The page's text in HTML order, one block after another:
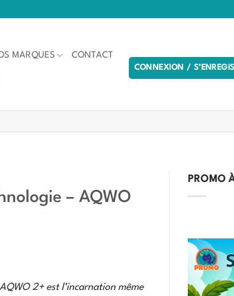
MARQUES CONTACT
CONNEXION /
PROMO
– AQWO
2+ est l’incarnation même